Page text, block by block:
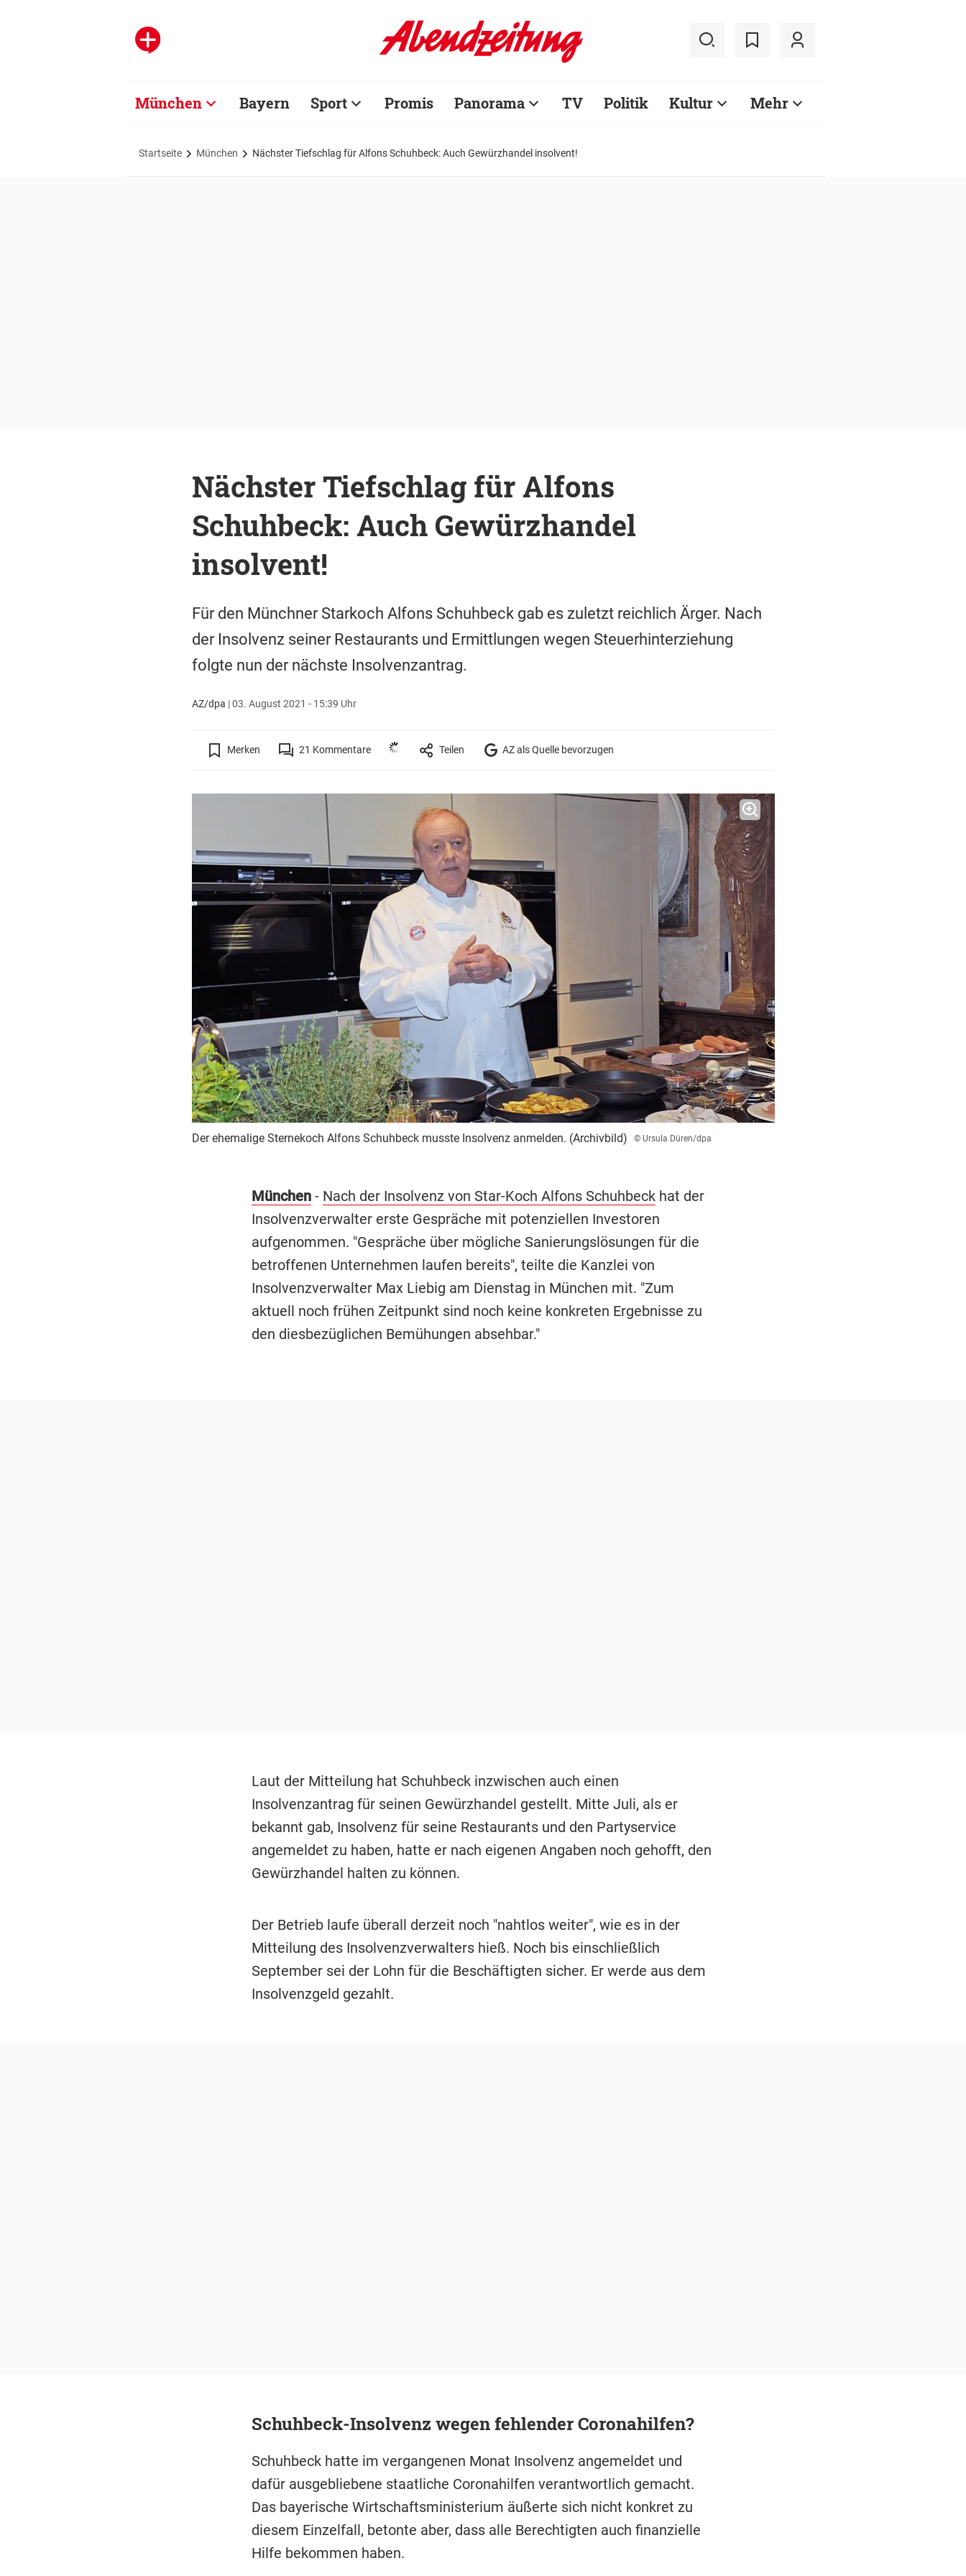
München Bayern Sport Promis Panorama TV Politik Kultur Mehr
Startseite München Nächster Tiefschlag für Alfons Schuhbeck: Auch Gewürzhandel insolvent!
Nächster Tiefschlag für Alfons
Schuhbeck: Auch Gewürzhandel
insolvent!
Für den Münchner Starkoch Alfons Schuhbeck gab es zuletzt reichlich Ärger. Nach
der Insolvenz seiner Restaurants und Ermittlungen wegen Steuerhinterziehung
folgte nun der nächste Insolvenzantrag.
AZ/dpa |03. August 2021 - 15:39 Uhr
Merken 21 Kommentare Teilen AZ als Quelle bevorzugen
Der ehemalige Sternekoch Alfons Schuhbeck musste Insolvenz anmelden. (Archivbild) © Ursula Düren/dpa
München- Nach der Insolvenz von Star-Koch Alfons Schuhbeckhat der
Insolvenzverwalter erste Gespräche mit potenziellen Investoren
aufgenommen. "Gespräche über mögliche Sanierungslösungen für die
betroffenen Unternehmen laufen bereits", teilte die Kanzlei von
Insolvenzverwalter Max Liebig am Dienstag in München mit. "Zum
aktuell noch frühen Zeitpunkt sind noch keine konkreten Ergebnisse zu
den diesbezüglichen Bemühungen absehbar."
Laut der Mitteilung hat Schuhbeck inzwischen auch einen
Insolvenzantrag für seinen Gewürzhandel gestellt. Mitte Juli, als er
bekannt gab, Insolvenz für seine Restaurants und den Partyservice
angemeldet zu haben, hatte er nach eigenen Angaben noch gehofft, den
Gewürzhandel halten zu können.
Der Betrieb laufe überall derzeit noch "nahtlos weiter", wie es in der
Mitteilung des Insolvenzverwalters hieß. Noch bis einschließlich
September sei der Lohn für die Beschäftigten sicher. Er werde aus dem
Insolvenzgeld gezahlt.
Schuhbeck-Insolvenz wegen fehlender Coronahilfen?
Schuhbeck hatte im vergangenen Monat Insolvenz angemeldet und
dafür ausgebliebene staatliche Coronahilfen verantwortlich gemacht.
Das bayerische Wirtschaftsministerium äußerte sich nicht konkret zu
diesem Einzelfall, betonte aber, dass alle Berechtigten auch finanzielle
Hilfe bekommen haben.